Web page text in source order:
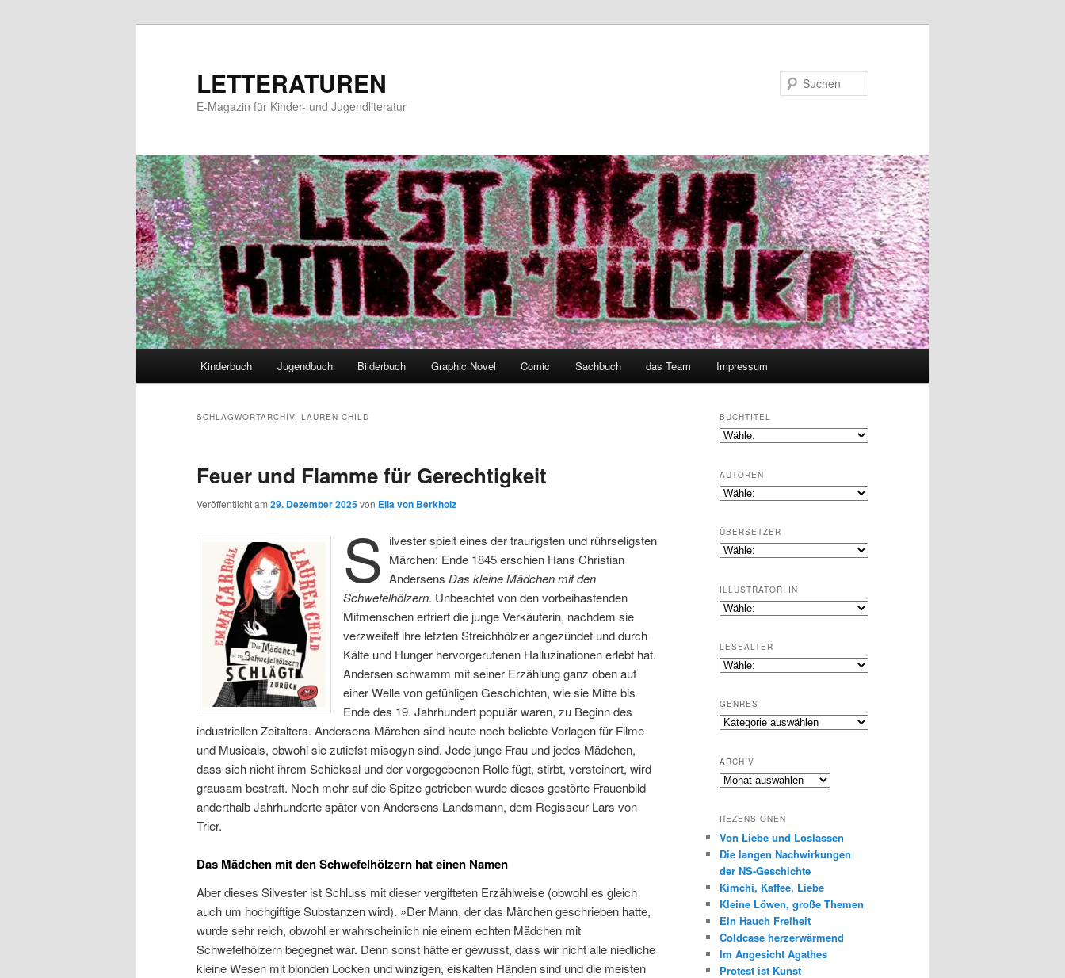
LETTERATUREN
E-Magazin für Kinder- und Jugendliteratur
Kinderbuch Jugendbuch Bilderbuch Graphic Novel Comic Sachbuch das Team Impressum
SCHLAGWORTARCHIV: LAUREN CHILD
Feuer und Flamme für Gerechtigkeit
Veröffentlicht am 29. Dezember 2025von Ella von Berkholz
S ilvester spielt eines der traurigsten und rührseligsten
Märchen: Ende 1845 erschien Hans Christian
Andersens Das kleine Mädchen mit den
Schwefelhölzern. Unbeachtet von den vorbeihastenden
Mitmenschen erfriert die junge Verkäuferin, nachdem sie
verzweifelt ihre letzten Streichhölzer angezündet und durch
Kälte und Hunger hervorgerufenen Halluzinationen erlebt hat.
Andersen schwamm mit seiner Erzählung ganz oben auf
einer Welle von gefühligen Geschichten, wie sie Mitte bis
Ende des 19. Jahrhundert populär waren, zu Beginn des
industriellen Zeitalters. Andersens Märchen sind heute noch beliebte Vorlagen für Filme
und Musicals, obwohl sie zutiefst misogyn sind. Jede junge Frau und jedes Mädchen,
dass sich nicht ihrem Schicksal und der vorgegebenen Rolle fügt, stirbt, versteinert, wird
grausam bestraft. Noch mehr auf die Spitze getrieben wurde dieses gestörte Frauenbild
anderthalb Jahrhunderte später von Andersens Landsmann, dem Regisseur Lars von
Trier.
Das Mädchen mit den Schwefelhölzern hat einen Namen
Aber dieses Silvester ist Schluss mit dieser vergifteten Erzählweise (obwohl es gleich
auch um hochgiftige Substanzen wird). »Der Mann, der das Märchen geschrieben hatte,
wurde sehr reich, obwohl er wahrscheinlich nie einem echten Mädchen mit
Schwefelhölzern begegnet war. Denn sonst hätte er gewusst, dass wir nicht alle niedliche
kleine Wesen mit blonden Locken und winzigen, eiskalten Händen sind und die meisten
BUCHTITEL
AUTOREN
ÜBERSETZER
ILLUSTRATOR_IN
LESEALTER
GENRES
Genres
ARCHIV
Archiv
REZENSIONEN
Von Liebe und Loslassen
Die langen Nachwirkungen
der NS-Geschichte
Kimchi, Kaffee, Liebe
Kleine Löwen, große Themen
Ein Hauch Freiheit
Coldcase herzerwärmend
Im Angesicht Agathes
Protest ist Kunst